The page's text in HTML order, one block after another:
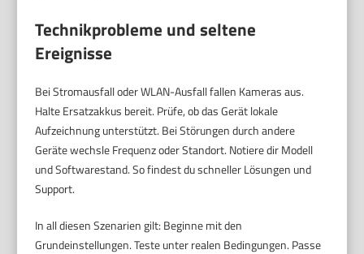
Technikprobleme und seltene
Ereignisse
Bei Stromausfall oder WLAN-Ausfall fallen Kameras aus.
Halte Ersatzakkus bereit. Prüfe, ob das Gerät lokale
Aufzeichnung unterstützt. Bei Störungen durch andere
Geräte wechsle Frequenz oder Standort. Notiere dir Modell
und Softwarestand. So findest du schneller Lösungen und
Support.
In all diesen Szenarien gilt: Beginne mit den
Grundeinstellungen. Teste unter realen Bedingungen. Passe